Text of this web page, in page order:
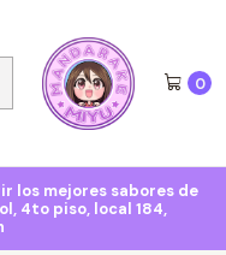
0
los mejores sabores de
4to piso, local 184,